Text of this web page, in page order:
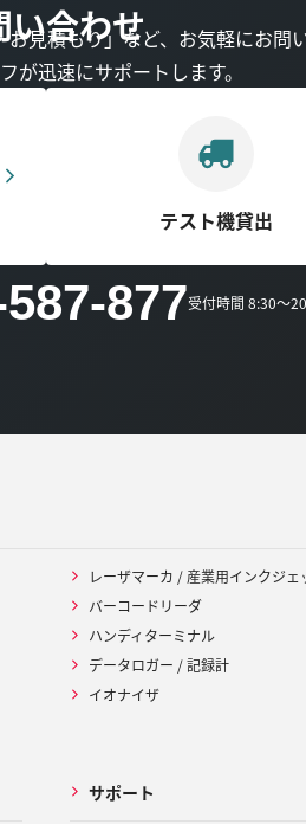
い合わせ
見積もり」など、お気軽にお問
が迅速にサポートします。
テスト機貸出
877受付時間 8:30～
レーザマーカ / 産業用インクジェ
バーコードリーダ
ハンディターミナル
データロガー / 記録計
イオナイザ
サポート